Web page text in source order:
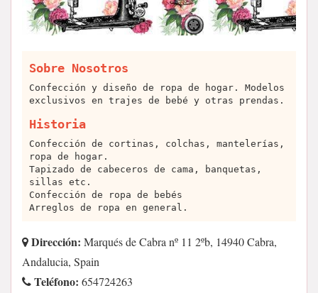
Sobre Nosotros
Confección y diseño de ropa de hogar. Modelos
exclusivos en trajes de bebé y otras prendas.
Historia
Confección de cortinas, colchas, mantelerías,
ropa de hogar.
Tapizado de cabeceros de cama, banquetas,
sillas etc.
Confección de ropa de bebés
Arreglos de ropa en general.
Dirección: Marqués de Cabra nº 11 2ºb, 14940 Cabra,
Andalucia, Spain
Teléfono: 654724263